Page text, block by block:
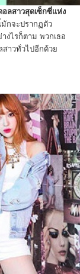
อลสาวสุดเซ็กซี่แห่ง
กจะปรากฏตัว
งไรก็ตาม พวกเธอ
สาวทั่วไปอีกด้วย